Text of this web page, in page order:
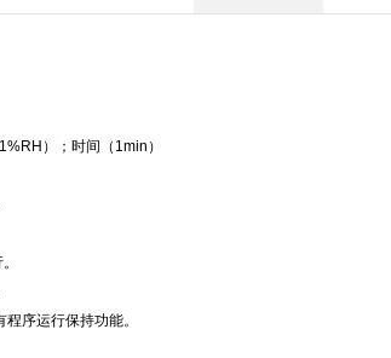
）；时间（1min）
序运行保持功能。